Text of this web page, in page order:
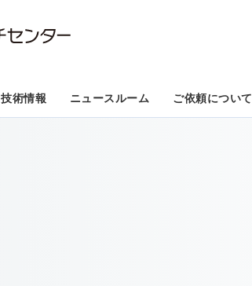
技術情報 ニュースルーム ご依頼について